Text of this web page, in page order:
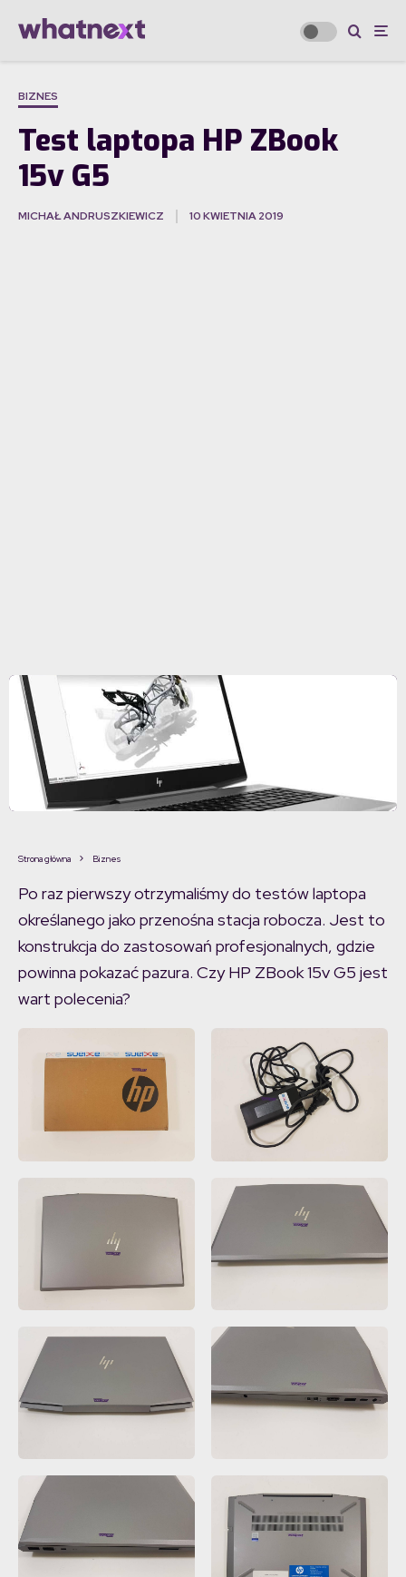
BIZNES
Test laptopa HP ZBook
15v G5
MICHAŁ ANDRUSZKIEWICZ 10 KWIETNIA 2019
Strona główna Biznes
Po raz pierwszy otrzymaliśmy do testów laptopa
określanego jako przenośna stacja robocza. Jest to
konstrukcja do zastosowań profesjonalnych, gdzie
powinna pokazać pazura. Czy HP ZBook 15v G5 jest
wart polecenia?